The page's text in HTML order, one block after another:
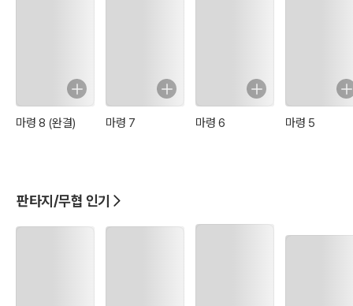
마령 8 (완결) 마령 7 마령 6 마령 5
판타지/무협 인기